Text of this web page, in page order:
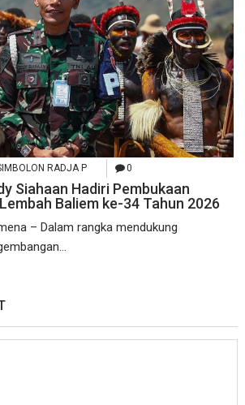
RADJA P 0
Siahaan Hadiri Pembukaan
Baliem ke-34 Tahun 2026
– Dalam rangka mendukung